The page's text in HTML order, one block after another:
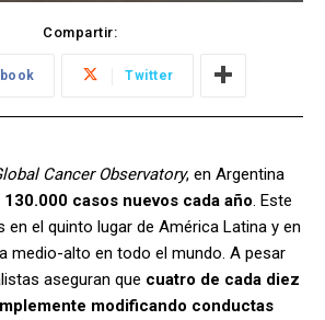
Compartir:
Twitter
Cancer Observatory, en Argentina
130.000 casos nuevos cada año. Este
en el quinto lugar de América Latina y en
medio-alto en todo el mundo. A pesar
aseguran que cuatro de cada diez
modificando conductas